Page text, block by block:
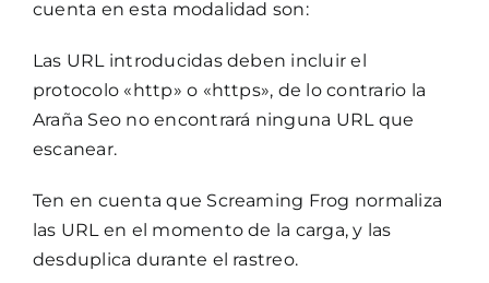
cuenta en esta modalidad son:
Las URL introducidas deben incluir el
protocolo «http» o «https», de lo contrario la
Araña Seo no encontrará ninguna URL que
escanear.
Ten en cuenta que Screaming Frog normaliza
las URL en el momento de la carga, y las
desduplica durante el rastreo.